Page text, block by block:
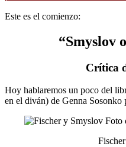
Este es el comienzo:
“Smyslov
Crítica
Hoy hablaremos un poco del
en el diván) de Genna